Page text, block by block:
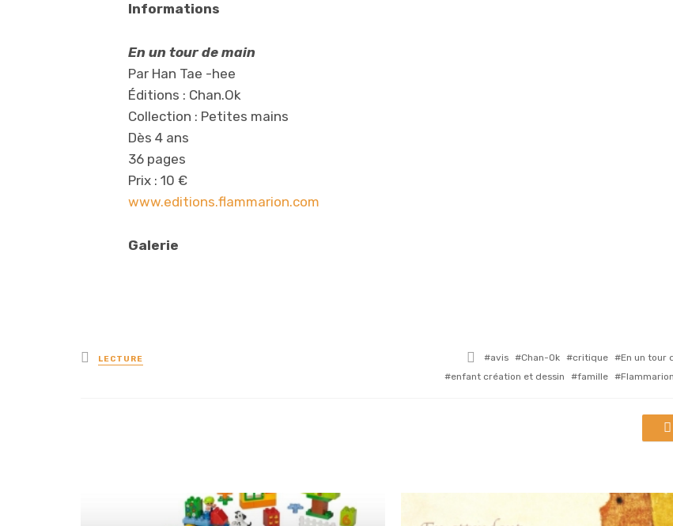
Informations
En un tour de main
Par Han Tae -hee
Éditions : Chan.Ok
Collection : Petites mains
Dès 4 ans
36 pages
Prix : 10 €
www.editions.flammarion.com
Galerie
Posted
in
LECTURE
Tagged
with
avis Chan-Ok critique
En un tour
enfant création et dessin
famille Flammarion